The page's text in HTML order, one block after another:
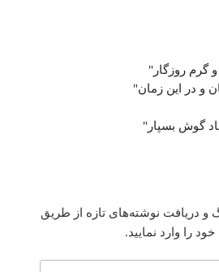
گرم روزگار"
و در این زمان"
گوش بسپار"
و دریافت نوشته‌های تازه از طریق
را وارد نمایید.